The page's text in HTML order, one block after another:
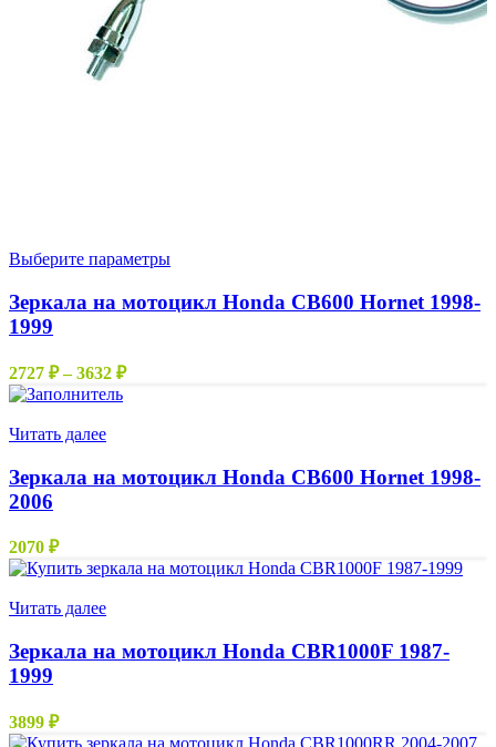
Выберите параметрыЭтот
имеет
несколько
Зеркала на мотоцикл Honda CB600 Hornet 1998-
1999
2727 ₽ – 3632 ₽Диапазон
Читать далее
Зеркала на мотоцикл Honda CB600 Hornet 1998-
2006
2070 ₽
Читать далее
Зеркала на мотоцикл Honda CBR1000F 1987-
1999
3899 ₽